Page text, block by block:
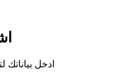
ادخل